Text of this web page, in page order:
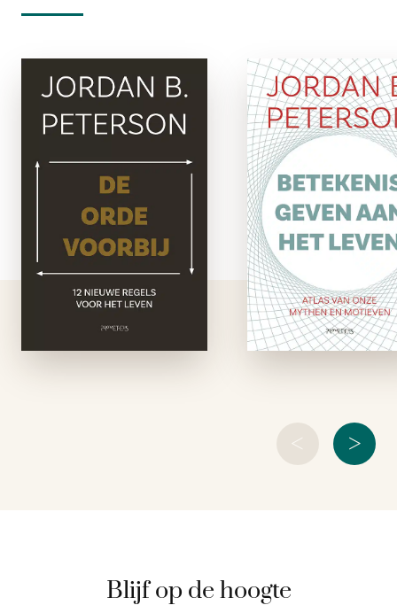
Hij is als een vaderfiguur.’
Trouw
< >
De Orde
voorbij
Met 12 regels voor
het leven leerde
Jordan B. Peterson
miljoenen mensen
van over de hele
wereld wat de beste
remedie is tegen de
in ons leven: eeuwige
…
geven aan
paperback
Waarom
ideologieën
gevaarlijk?
met al hun
versimpeling juist
onze ‘sceptische’
zo goed? In
geven aan het
Blijf op de hoogte